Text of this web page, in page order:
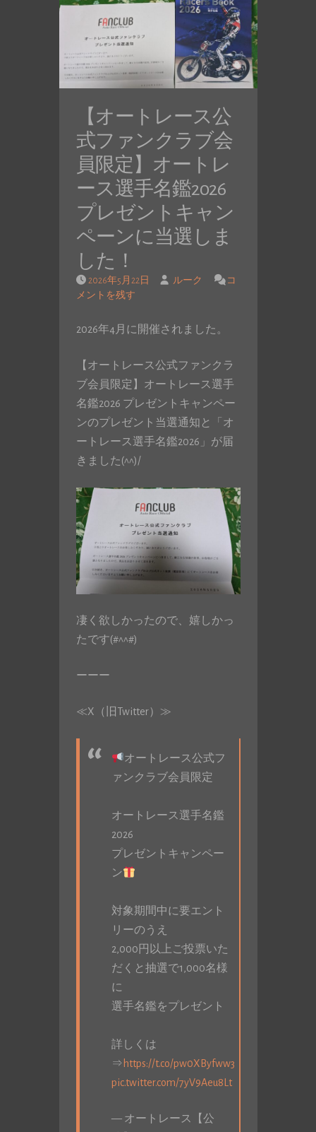
【オートレース公
式ファンクラブ会
員限定】オートレ
ース選手名鑑2026
プレゼントキャン
ペーンに当選しま
した！
2026年5月22日 ルーク
コ
メントを残す
2026年4月に開催されました。
【オートレース公式ファンクラ
ブ会員限定】オートレース選手
名鑑2026 プレゼントキャンペー
ンのプレゼント当選通知と「オ
ートレース選手名鑑2026」が届
きました(^^)/
凄く欲しかったので、嬉しかっ
たです(#^^#)
ーーー
≪X（旧Twitter）≫
オートレース公式フ
ァンクラブ会員限定
オートレース選手名鑑
2026
プレゼントキャンペー
ン
対象期間中に要エント
リーのうえ
2,000円以上ご投票いた
だくと抽選で1,000名様
に
選手名鑑をプレゼント
詳しくは
⇒ https://t.co/pw0XByfww3
pic.twitter.com/7yV9Aeu8Lt
— オートレース【公